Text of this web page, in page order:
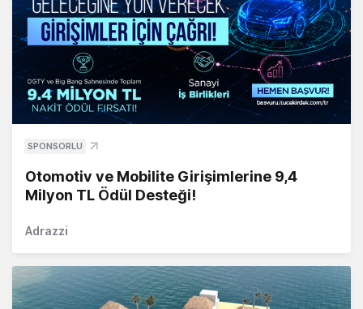
SPONSORLU
Otomotiv ve Mobilite Girişimlerine 9,4
Milyon TL Ödül Desteği!
Adrazzi